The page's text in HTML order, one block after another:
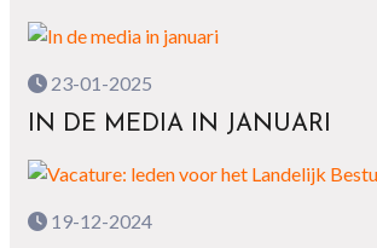
23-01-2025
IN DE MEDIA IN JANUARI
19-12-2024